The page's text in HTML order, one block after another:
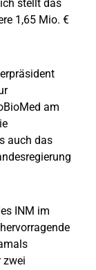
stellt das
1,65 Mio. €
am
auch das
INM im
zwei